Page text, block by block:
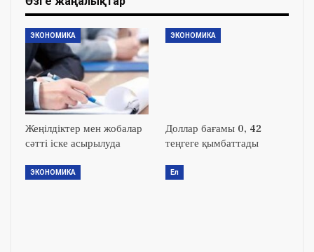
ЭКОНОМИКА
Жеңілдіктер мен жобалар
сәтті іске асырылуда
ЭКОНОМИКА
Доллар бағамы 0, 42
теңгеге қымбаттады
ЭКОНОМИКА Ел